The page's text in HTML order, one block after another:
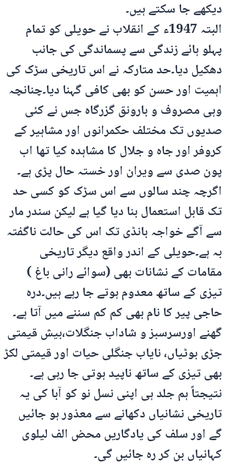
دیکھے جا سکتے ہیں۔
البتہ 1947ء کے انقلاب نے حویلی کو تمام
پہلو ہائے زندگی سے پسماندگی کی جانب
دھکیل دیا۔حد متارکہ نے اس تاریخی سڑک کی
اہمیت اور حسن کو بھی کافی گہنا دیا۔چنانچہ
وہی مصروف و بارونق گزرگاہ جس نے کئی
صدیوں تک مختلف حکمرانوں اور مشاہیر کے
کروفر اور جاہ و جلال کا مشاہدہ کیا تھا اب
پون صدی سے ویران اور خستہ حال پڑی ہے۔
اگرچہ چند سالوں سے اس سڑک کو کسی حد
تک قابل استعمال بنا دیا گیا ہے لیکن سندر مار
سے آگے خواجہ بانڈی تک اس کی حالت ناگفتہ
بہ ہے۔حویلی کے اندر واقع دیگر تاریخی
مقامات کے نشانات بھی (سوائے رانی باغ )
تیزی کے ساتھ معدوم ہوتے جا رہے ہیں۔درہ
حاجی پیر کا نام بھی کم کم سننے میں آتا ہے۔
گھنے اورسرسبز و شاداب جنگلات،بیش قیمتی
جڑی بوٹیاں، نایاب جنگلی حیات اور قیمتی لکڑ
بھی تیزی کے ساتھ ناپید ہوتی جا رہی ہے۔
نتیجتاً ہم جلد ہی اپنی نسل نو کو آبا کی یہ
تاریخی نشانیاں دکھانے سے معذور ہو جائیں
گے اور سلف کی یادگاریں محض الف لیلوی
کہانیاں بن کر رہ جائیں گی۔